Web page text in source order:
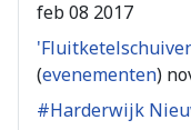
feb 08 2017
(evenementen)
#Harderwijk